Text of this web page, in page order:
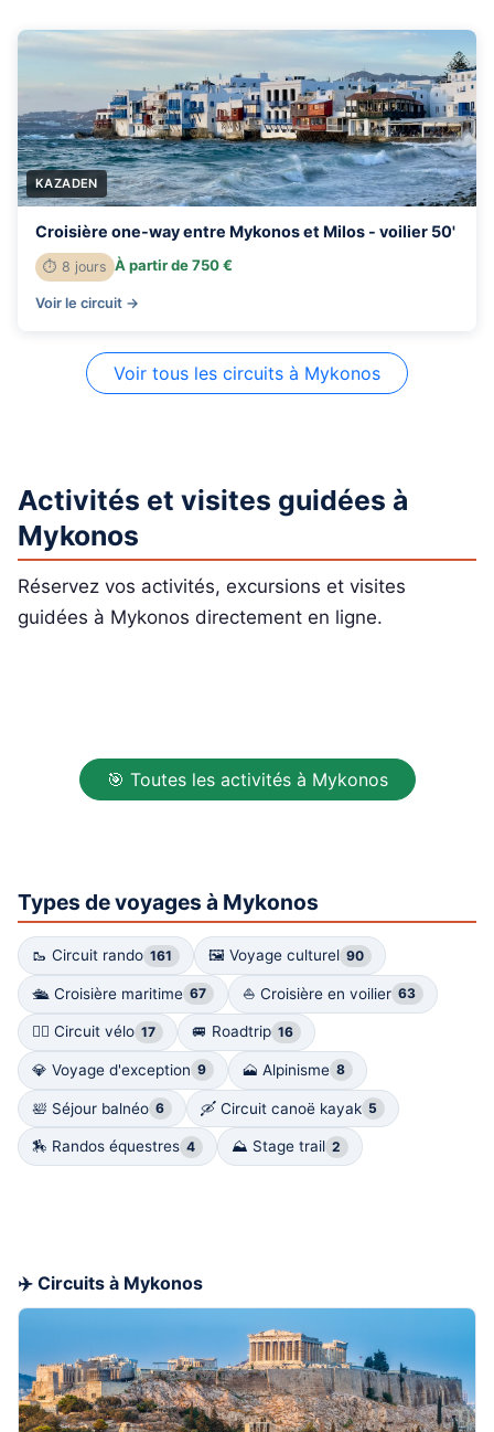
KAZADEN
Croisière one-way entre Mykonos et Milos - voilier 50'
⏱ 8 jours À partir de 750 €
Voir le circuit →
Voir tous les circuits à Mykonos
Activités et visites guidées à
Mykonos
Réservez vos activités, excursions et visites
guidées à Mykonos directement en ligne.
🎯 Toutes les activités à Mykonos
Types de voyages à Mykonos
🥾 Circuit rando 161 🖼 Voyage culturel 90
🛳️ Croisière maritime 67 ⛵️ Croisière en voilier 63
🚴‍♀️ Circuit vélo 17 🚐 Roadtrip 16
💎 Voyage d'exception 9 🗻 Alpinisme 8
🛀 Séjour balnéo 6 🛶 Circuit canoë kayak 5
🏇 Randos équestres 4 ⛰ Stage trail 2
✈️ Circuits à Mykonos